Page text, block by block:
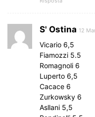
S' Ostina 12
Vicario 6,5
Fiamozzi 5.5
Romagnoli 6
Luperto 6,5
Cacace 6
Zurkowsky 6
Asllani 5,5